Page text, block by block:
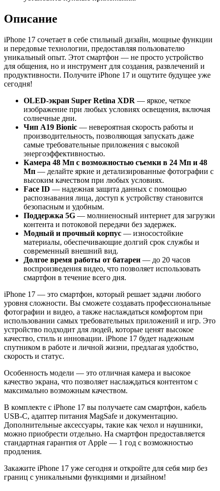
Описание
iPhone 17 сочетает в себе стильный дизайн, мощные функции
и передовые технологии, предоставляя пользователю
уникальный опыт. Этот смартфон — не просто устройство
для общения, но и инструмент для создания, развлечений и
продуктивности. Получите iPhone 17 и ощутите будущее уже
сегодня!
OLED-экран Super Retina XDR — яркое, четкое
изображение при любых условиях освещения, включая
солнечные дни.
Чип A19 Bionic — невероятная скорость работы и
производительность, позволяющая запускать даже
самые требовательные приложения с высокой
энергоэффективностью.
Камера 48 Мп с возможностью съемки в 24 Мп и 48
Мп — делайте яркие и детализированные фотографии с
высоким качеством при любых условиях.
Face ID — надежная защита данных с помощью
распознавания лица, доступ к устройству становится
безопасным и удобным.
Поддержка 5G — молниеносный интернет для загрузки
контента и потоковой передачи без задержек.
Модный и прочный корпус — износостойкие
материалы, обеспечивающие долгий срок службы и
современный внешний вид.
Долгое время работы от батареи — до 20 часов
воспроизведения видео, что позволяет использовать
смартфон в течение всего дня.
iPhone 17 — это смартфон, который решает задачи любого
уровня сложности. Вы сможете создавать профессиональные
фотографии и видео, а также наслаждаться комфортом при
использовании самых требовательных приложений и игр. Это
устройство подходит для людей, которые ценят высокое
качество, стиль и инновации. iPhone 17 будет надежным
спутником в работе и личной жизни, предлагая удобство,
скорость и статус.
Особенность модели — это отличная камера и высокое
качество экрана, что позволяет наслаждаться контентом с
максимально возможным качеством.
В комплекте с iPhone 17 вы получаете сам смартфон, кабель
USB-C, адаптер питания MagSafe и документацию.
Дополнительные аксессуары, такие как чехол и наушники,
можно приобрести отдельно. На смартфон предоставляется
стандартная гарантия от Apple — 1 год с возможностью
продления.
Закажите iPhone 17 уже сегодня и откройте для себя мир без
границ с уникальными функциями и дизайном!